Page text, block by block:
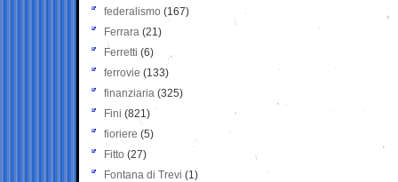
federalismo (167)
Ferrara (21)
Ferretti (6)
ferrovie (133)
finanziaria (325)
Fini (821)
fioriere (5)
Fitto (27)
Fontana di Trevi (1)